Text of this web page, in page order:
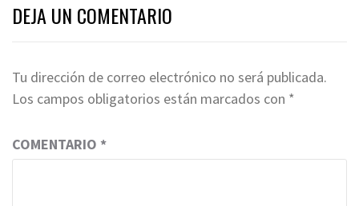
DEJA UN COMENTARIO
Tu dirección de correo electrónico no será publicada.
Los campos obligatorios están marcados con *
COMENTARIO *